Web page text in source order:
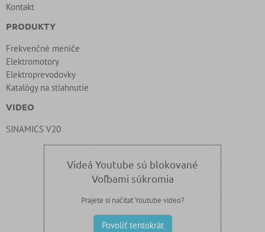
Kontakt
PRODUKTY
Frekvenčné meniče
Elektromotory
Elektroprevodovky
Katalógy na stiahnutie
VIDEO
SINAMICS V20
Videá Youtube sú blokované
Voľbami súkromia
Prajete si načítať Youtube video?
Povoliť tentokrát